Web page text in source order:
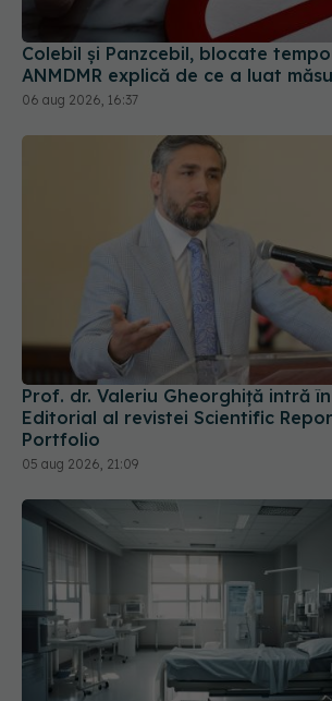
Colebil și Panzcebil, blocate
ANMDMR explică de ce a luat
06 aug 2026, 16:37
Prof. dr. Valeriu Gheorghiță intră
Editorial al revistei Scientific
Portfolio
05 aug 2026, 21:09